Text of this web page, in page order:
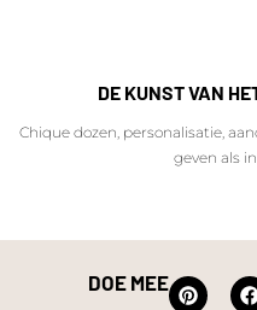
DE KUNST VAN
Chique dozen, personalisatie,
geven als
DOE MEE